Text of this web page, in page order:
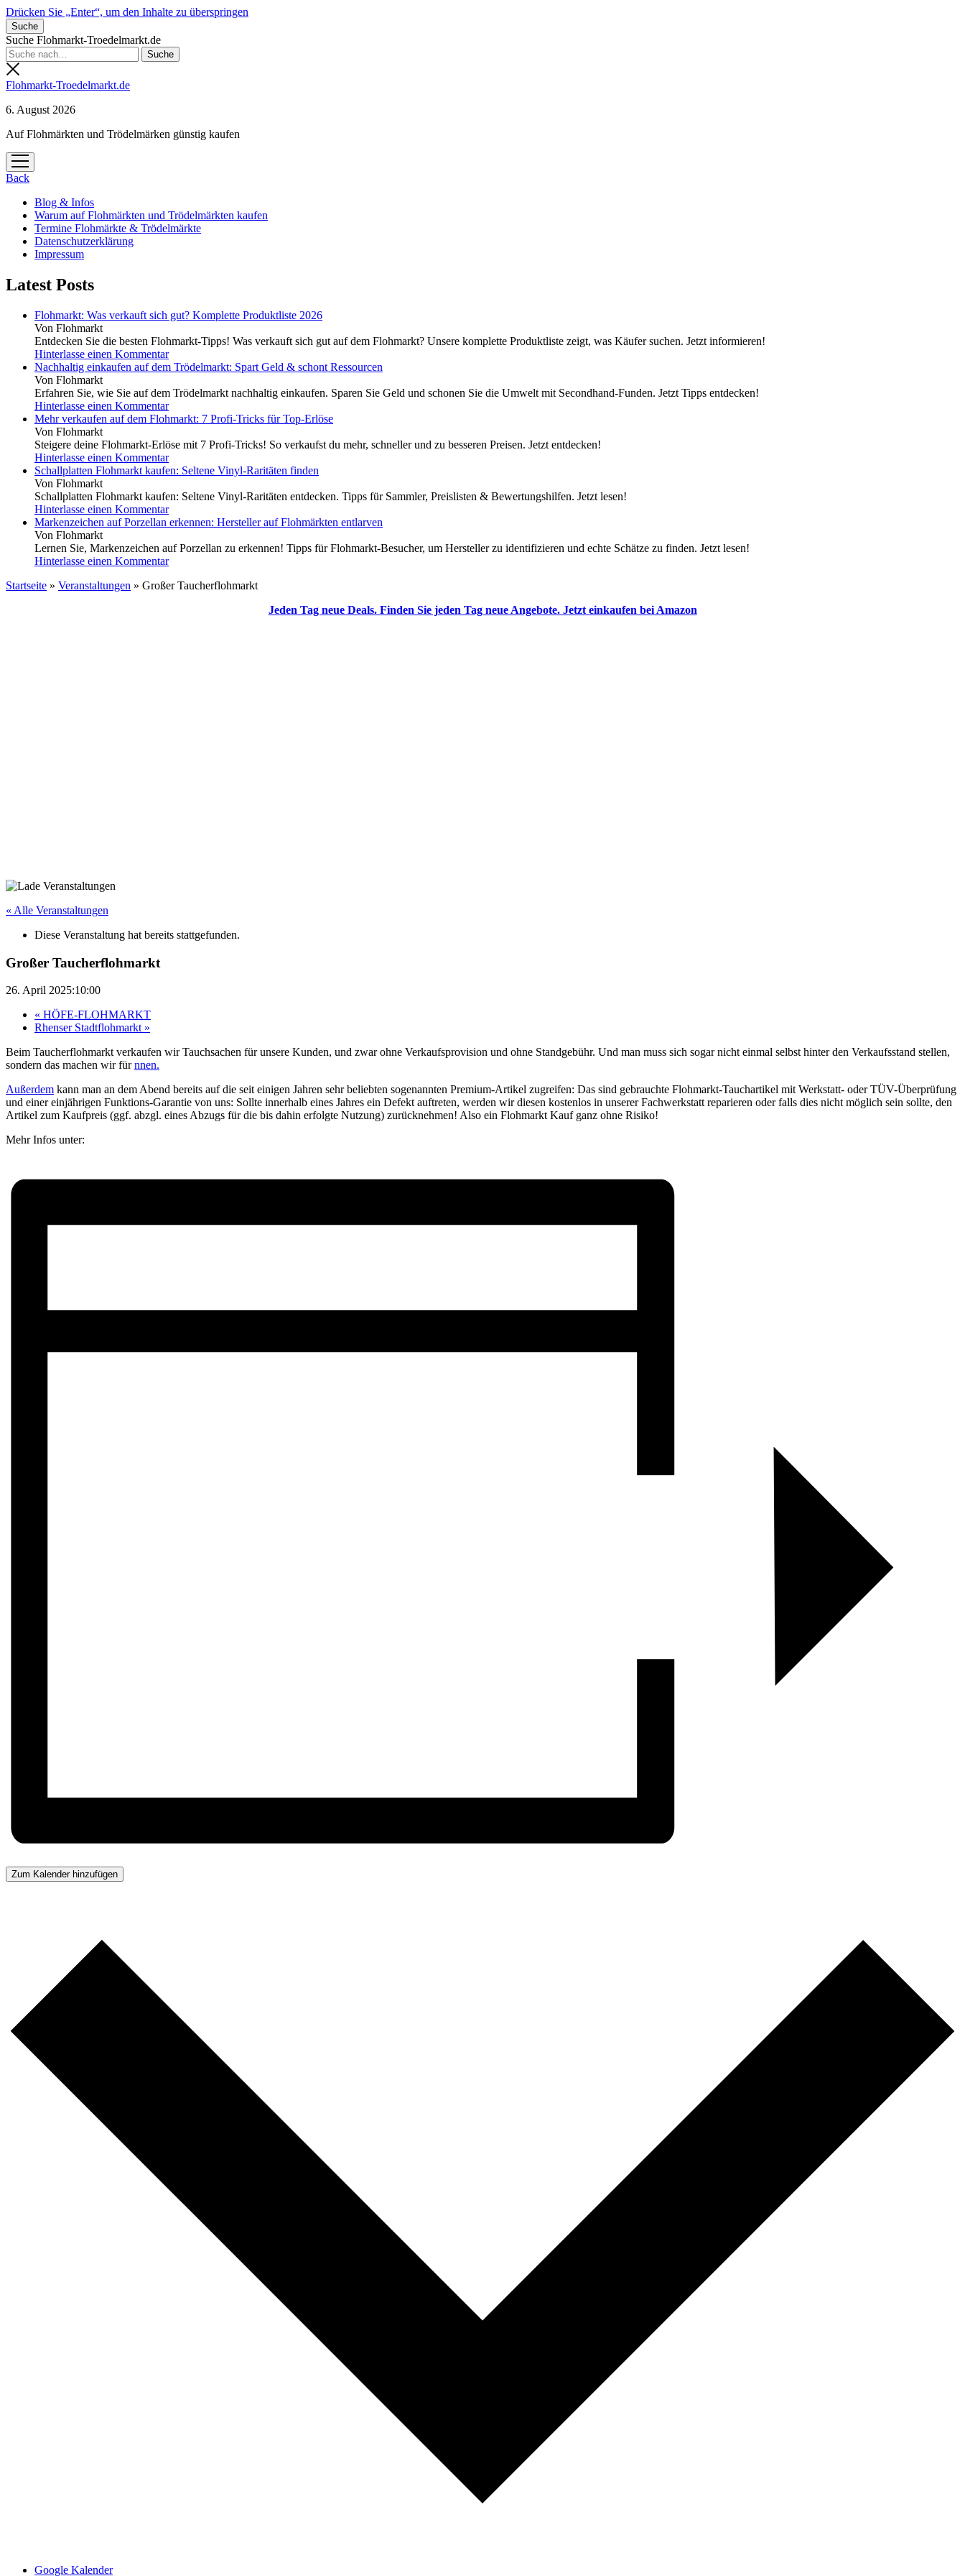
Drücken Sie „Enter“, um den Inhalte zu überspringen
Suche
Suche Flohmarkt-Troedelmarkt.de
Flohmarkt-Troedelmarkt.de
6. August 2026
Auf Flohmärkten und Trödelmärken günstig kaufen
Menü
öffnen
Back
Blog & Infos
Warum auf Flohmärkten und Trödelmärkten kaufen
Termine Flohmärkte & Trödelmärkte
Datenschutzerklärung
Impressum
Latest Posts
Flohmarkt: Was verkauft sich gut? Komplette Produktliste 2026
Von Flohmarkt
Entdecken Sie die besten Flohmarkt-Tipps! Was verkauft sich gut auf dem Flohmarkt? Unsere komplette Produktliste zeigt, was Käufer suchen. Jetzt informieren!
Hinterlasse einen Kommentar
Nachhaltig einkaufen auf dem Trödelmarkt: Spart Geld & schont Ressourcen
Von Flohmarkt
Erfahren Sie, wie Sie auf dem Trödelmarkt nachhaltig einkaufen. Sparen Sie Geld und schonen Sie die Umwelt mit Secondhand-Funden. Jetzt Tipps entdecken!
Hinterlasse einen Kommentar
Mehr verkaufen auf dem Flohmarkt: 7 Profi-Tricks für Top-Erlöse
Von Flohmarkt
Steigere deine Flohmarkt-Erlöse mit 7 Profi-Tricks! So verkaufst du mehr, schneller und zu besseren Preisen. Jetzt entdecken!
Hinterlasse einen Kommentar
Schallplatten Flohmarkt kaufen: Seltene Vinyl-Raritäten finden
Von Flohmarkt
Schallplatten Flohmarkt kaufen: Seltene Vinyl-Raritäten entdecken. Tipps für Sammler, Preislisten & Bewertungshilfen. Jetzt lesen!
Hinterlasse einen Kommentar
Markenzeichen auf Porzellan erkennen: Hersteller auf Flohmärkten entlarven
Von Flohmarkt
Lernen Sie, Markenzeichen auf Porzellan zu erkennen! Tipps für Flohmarkt-Besucher, um Hersteller zu identifizieren und echte Schätze zu finden. Jetzt lesen!
Hinterlasse einen Kommentar
Startseite » Veranstaltungen » Großer Taucherflohmarkt
Jeden Tag neue Deals. Finden Sie jeden Tag neue Angebote. Jetzt einkaufen bei Amazon
« Alle Veranstaltungen
Diese Veranstaltung hat bereits stattgefunden.
Großer Taucherflohmarkt
26. April 2025:10:00
« HÖFE-FLOHMARKT
Rhenser Stadtflohmarkt »
Beim Taucherflohmarkt verkaufen wir Tauchsachen für unsere Kunden, und zwar ohne Verkaufsprovision und ohne Standgebühr. Und man muss sich sogar nicht einmal selbst hinter den Verkaufsstand stellen,
sondern das machen wir fürnnen.
Außerdem kann man an dem Abend bereits auf die seit einigen Jahren sehr beliebten sogenannten Premium-Artikel zugreifen: Das sind gebrauchte Flohmarkt-Tauchartikel mit Werkstatt- oder TÜV-Überprüfung
und einer einjährigen Funktions-Garantie von uns: Sollte innerhalb eines Jahres ein Defekt auftreten, werden wir diesen kostenlos in unserer Fachwerkstatt reparieren oder falls dies nicht möglich sein sollte, den
Artikel zum Kaufpreis (ggf. abzgl. eines Abzugs für die bis dahin erfolgte Nutzung) zurücknehmen! Also ein Flohmarkt Kauf ganz ohne Risiko!
Mehr Infos unter:
Zum Kalender hinzufügen
Google Kalender